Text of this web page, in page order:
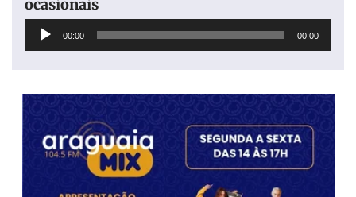
ocasionais
Tocador
00:00 00:00